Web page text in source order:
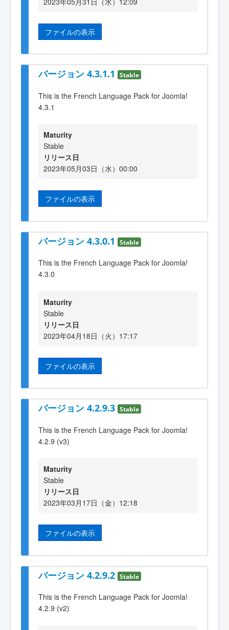
ファイルの表示
バージョン 4.3.1.1 Stable
This is the French Language Pack for Joomla!
4.3.1
Maturity
Stable
リリース日
2023年05月03日（水）00:00
ファイルの表示
バージョン 4.3.0.1 Stable
This is the French Language Pack for Joomla!
4.3.0
Maturity
Stable
リリース日
2023年04月18日（火）17:17
ファイルの表示
バージョン 4.2.9.3 Stable
This is the French Language Pack for Joomla!
4.2.9 (v3)
Maturity
Stable
リリース日
2023年03月17日（金）12:18
ファイルの表示
バージョン 4.2.9.2 Stable
This is the French Language Pack for Joomla!
4.2.9 (v2)